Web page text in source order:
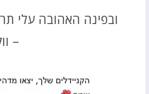
ובפינה האהובה עלי
–